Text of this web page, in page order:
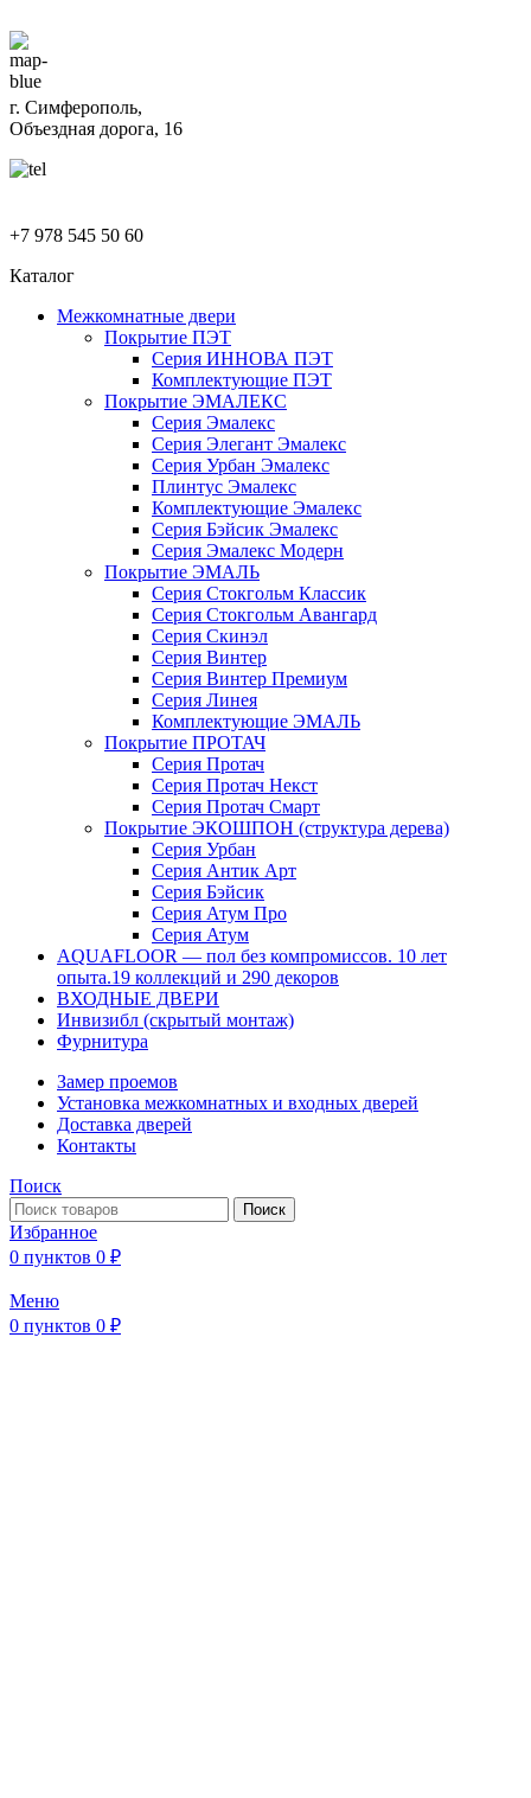
г. Симферополь,
Объездная дорога, 16
+7 978 545 50 60
Каталог
Межкомнатные двери
Покрытие ПЭТ
Серия ИННОВА ПЭТ
Комплектующие ПЭТ
Покрытие ЭМАЛЕКС
Серия Эмалекс
Серия Элегант Эмалекс
Серия Урбан Эмалекс
Плинтус Эмалекс
Комплектующие Эмалекс
Серия Бэйсик Эмалекс
Серия Эмалекс Модерн
Покрытие ЭМАЛЬ
Серия Стокгольм Классик
Серия Стокгольм Авангард
Серия Скинэл
Серия Винтер
Серия Винтер Премиум
Серия Линея
Комплектующие ЭМАЛЬ
Покрытие ПРОТАЧ
Серия Протач
Серия Протач Некст
Серия Протач Смарт
Покрытие ЭКОШПОН (структура дерева)
Серия Урбан
Серия Антик Арт
Серия Бэйсик
Серия Атум Про
Серия Атум
AQUAFLOOR — пол без компромиссов. 10 лет
опыта.19 коллекций и 290 декоров
ВХОДНЫЕ ДВЕРИ
Инвизибл (скрытый монтаж)
Фурнитура
Замер проемов
Установка межкомнатных и входных дверей
Доставка дверей
Контакты
Поиск
Поиск
Избранное
0 пунктов 0 ₽
Меню
0 пунктов 0 ₽